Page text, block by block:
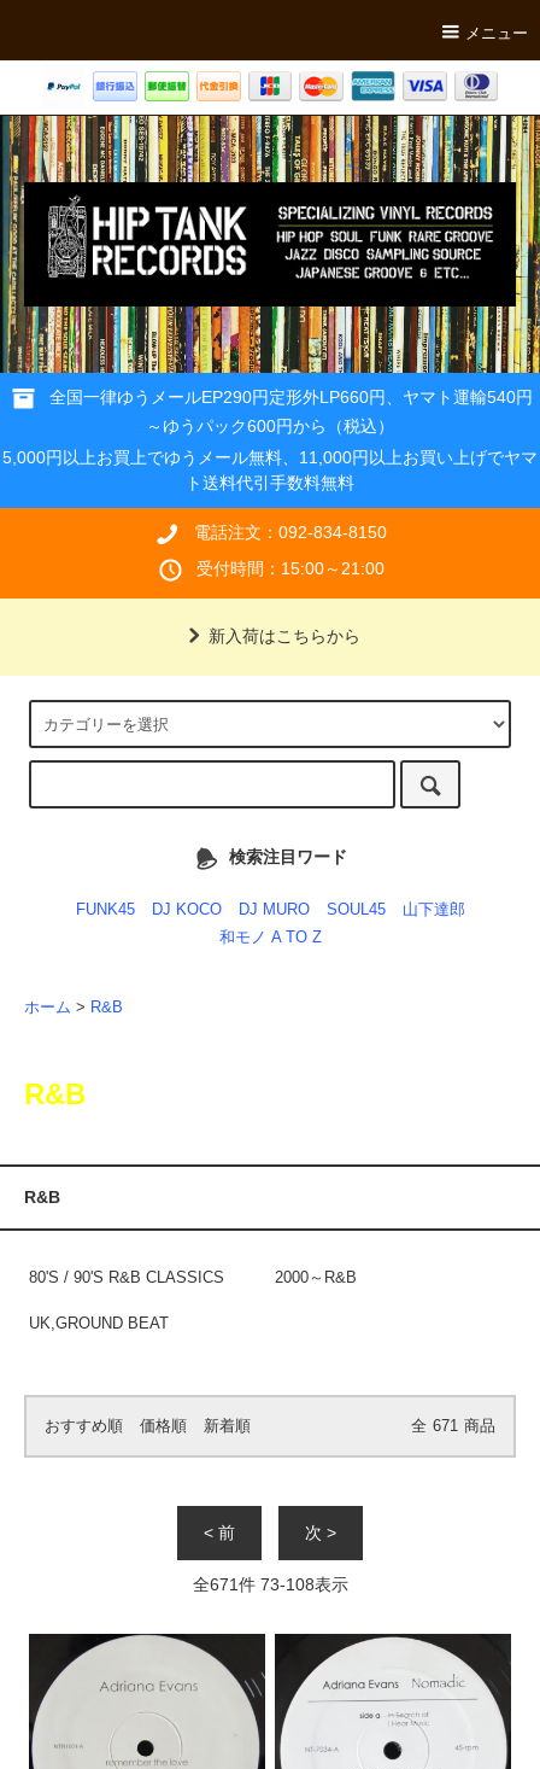
メニュー
全国一律ゆうメールEP290円定形外LP660円、ヤマト運輸540円
～ゆうパック600円から（税込）
5,000円以上お買上でゆうメール無料、11,000円以上お買い上げでヤマ
ト送料代引手数料無料
電話注文：092-834-8150
受付時間：15:00～21:00
新入荷はこちらから
検索注目ワード
FUNK45 DJ KOCO DJ MURO SOUL45
山下達郎
和モノ A TO Z
ホーム > R&B
R&B
R&B
80'S / 90'S R&B CLASSICS 2000～R&B
UK,GROUND BEAT
おすすめ順 価格順 新着順 全 671 商品
< 前 次 >
全671件 73-108表示